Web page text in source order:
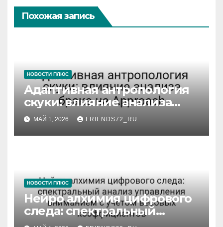
Похожая запись
НОВОСТИ ПЛЮС
Адаптивная антропология
скуки: влияние анализа
брака на Approach
МАЙ 1, 2026 FRIENDS72_RU
НОВОСТИ ПЛЮС
Нейро алхимия цифрового
следа: спектральный
анализ управления